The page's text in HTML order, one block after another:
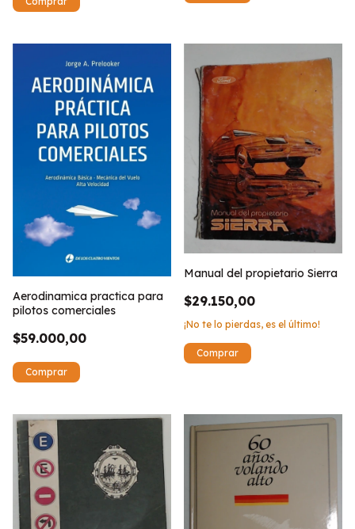
Aerodinamica practica para
pilotos comerciales
$59.000,00
Manual del propietario Sierra
$29.150,00
¡No te lo pierdas, es el último!